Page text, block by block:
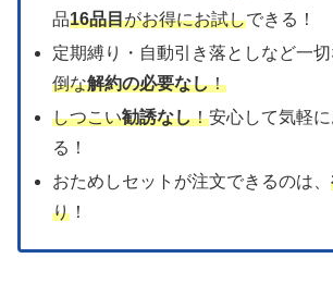
品16品目がお得にお試しできる！
定期縛り・自動引き落としなど一
倒な解約の必要なし！
しつこい勧誘なし！安心して気軽
る！
おためしセットが注文できるのは、
り ！